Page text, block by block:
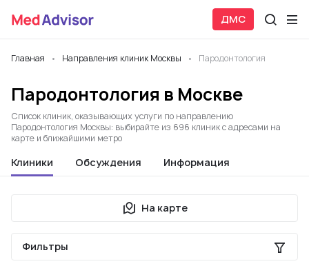
ДМС
Главная Направления клиник Москвы Пародонтология
Пародонтология в Москве
Список клиник, оказывающих услуги по направлению
Пародонтология Москвы: выбирайте из 696 клиник с адресами на
карте и ближайшими метро
Клиники Обсуждения Информация
На карте
Фильтры